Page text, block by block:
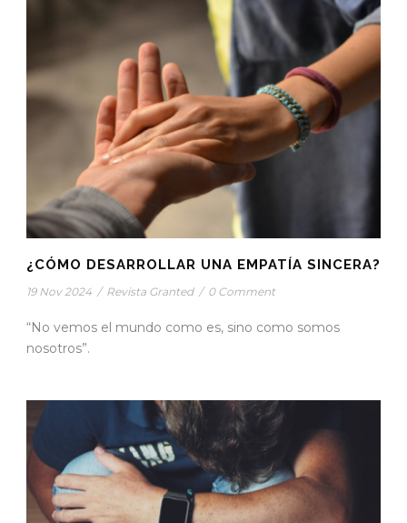
¿CÓMO DESARROLLAR UNA EMPATÍA SINCERA?
19 Nov 2024 / Revista Granted / 0 Comment
“No vemos el mundo como es, sino como somos
nosotros”.